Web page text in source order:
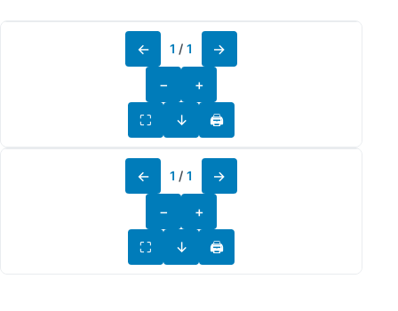
− +
← 1 / 1 →
⛶ ↓ 🖨
− +
← 1 / 1 →
⛶ ↓ 🖨